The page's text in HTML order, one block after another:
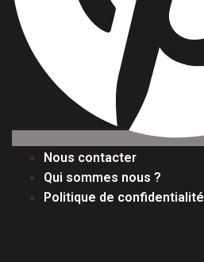
Nous contacter
Qui sommes nous ?
Politique de confidentialité